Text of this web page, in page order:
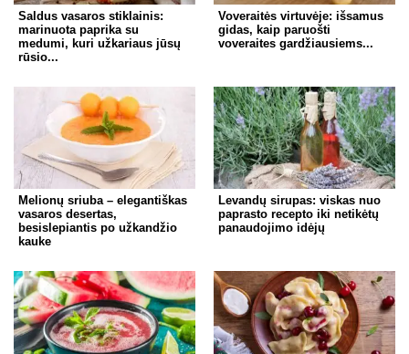
Saldus vasaros stiklainis:
marinuota paprika su
medumi, kuri užkariaus jūsų
rūsio...
Voveraitės virtuvėje: išsamus
gidas, kaip paruošti
voveraites gardžiausiems...
Melionų sriuba – elegantiškas
vasaros desertas,
besislepiantis po užkandžio
kauke
Levandų sirupas: viskas nuo
paprasto recepto iki netikėtų
panaudojimo idėjų